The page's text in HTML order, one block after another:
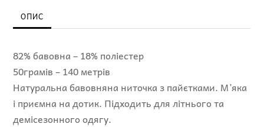
Paillettes
кількість
ОПИС
82% бавовна – 18% поліестер
50грамів – 140 метрів
Натуральна бавовняна ниточка з пайєтками. М’яка
і приємна на дотик. Підходить для літнього та
демісезонного одягу.